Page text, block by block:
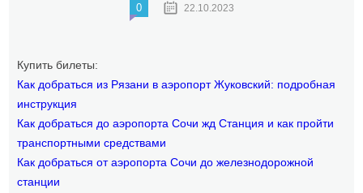
0 22.10.2023
Купить билеты:
Как добраться из Рязани в аэропорт Жуковский: подробная
инструкция
Как добраться до аэропорта Сочи жд Станция и как пройти
транспортными средствами
Как добраться от аэропорта Сочи до железнодорожной
станции